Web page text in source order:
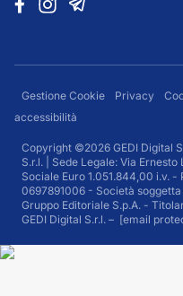
Gestione Cookie Privacy
accessibilità
Copyright ©2026 GEDI Digital
S.r.l. | Sede Legale: Via Ernesto
Sociale Euro 1.051.844,00 i.v.
0697891006 - Società
Gruppo Editoriale S.p.A. -
GEDI Digital S.r.l. – [email